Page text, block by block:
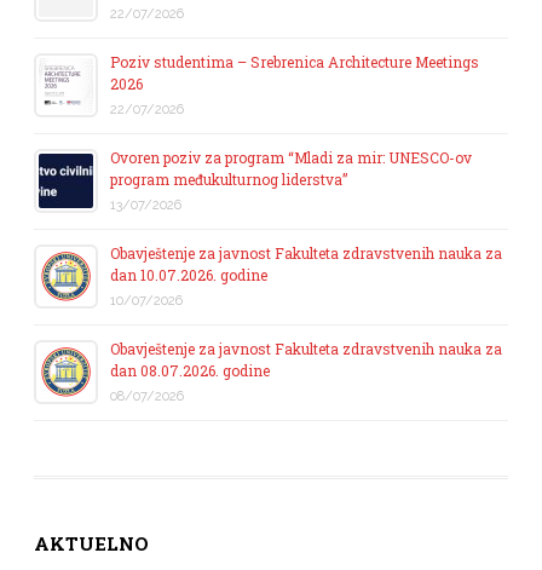
22/07/2026
Poziv studentima – Srebrenica Architecture Meetings
2026
22/07/2026
Ovoren poziv za program “Mladi za mir: UNESCO-ov
program međukulturnog liderstva”
13/07/2026
Obavještenje za javnost Fakulteta zdravstvenih nauka za
dan 10.07.2026. godine
10/07/2026
Obavještenje za javnost Fakulteta zdravstvenih nauka za
dan 08.07.2026. godine
08/07/2026
AKTUELNO